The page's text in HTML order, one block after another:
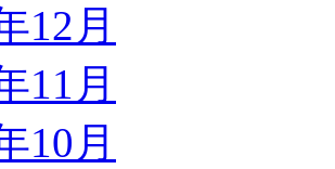
12月
11月
10月